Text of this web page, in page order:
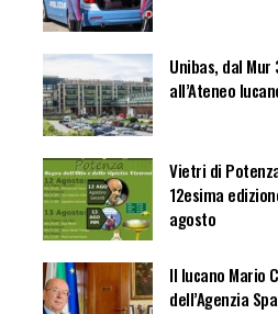
Unibas, dal
all’Ateneo
Vietri di
12esima
agosto
Il lucano Mario
dell’Agenzia